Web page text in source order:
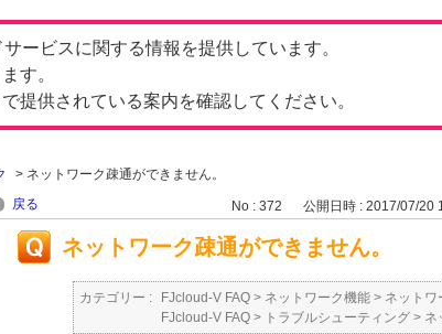
ービスに関する情報を提供しています。
す。
提供されている案内を確認してください。
> ネットワーク疎通ができません。
戻る No : 372 公開日時 : 2017/07/20
ネットワーク疎通ができません。
カテゴリー : FJcloud-V FAQ > ネットワーク機能 > ネットワ
FJcloud-V FAQ > トラブルシューティング > ネ